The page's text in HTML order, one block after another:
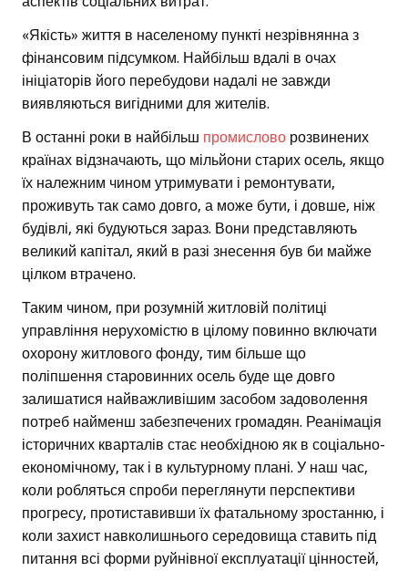
«Якість» життя в населеному пункті незрівнянна з
фінансовим підсумком. Найбільш вдалі в очах
ініціаторів його перебудови надалі не завжди
виявляються вигідними для жителів.
В останні роки в найбільш промислово розвинених
країнах відзначають, що мільйони старих осель, якщо
їх належним чином утримувати і ремонтувати,
проживуть так само довго, а може бути, і довше, ніж
будівлі, які будуються зараз. Вони представляють
великий капітал, який в разі знесення був би майже
цілком втрачено.
Таким чином, при розумній житловій політиці
управління нерухомістю в цілому повинно включати
охорону житлового фонду, тим більше що
поліпшення старовинних осель буде ще довго
залишатися найважливішим засобом задоволення
потреб найменш забезпечених громадян. Реанімація
історичних кварталів стає необхідною як в соціально-
економічному, так і в культурному плані. У наш час,
коли робляться спроби переглянути перспективи
прогресу, протиставивши їх фатальному зростанню, і
коли захист навколишнього середовища ставить під
питання всі форми руйнівної експлуатації цінностей,